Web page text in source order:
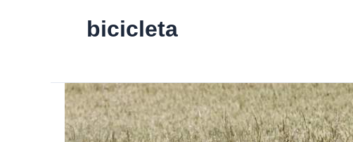
bicicleta
En
estado
grave